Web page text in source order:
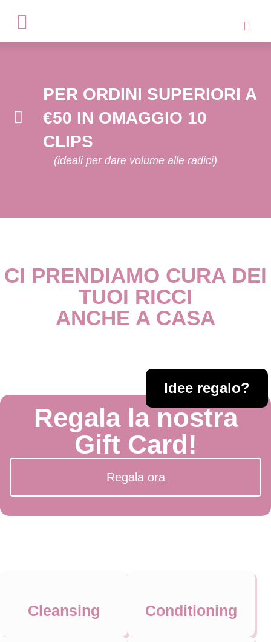
PER ORDINI SUPERIORI A
€50 IN OMAGGIO 10
CLIPS
(ideali per dare volume alle radici)
CI PRENDIAMO CURA DEI
TUOI RICCI
ANCHE A CASA
Idee regalo?
Regala la nostra
Gift Card!
Regala ora
Cleansing Conditioning